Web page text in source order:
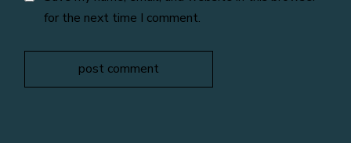
for the next time I comment.
post comment